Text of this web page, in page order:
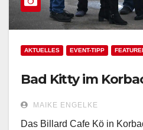
AKTUELLES EVENT-TIPP
Bad Kitty im
MAIKE ENGELKE
Das Billard Cafe Kö in